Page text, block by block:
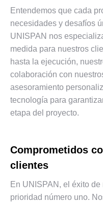
Entendemos que cada
necesidades y desafíos
UNISPAN nos
medida para nuestros
hasta la ejecución,
colaboración con
asesoramiento
tecnología para
etapa del proyecto.
Comprometidos
clientes
En UNISPAN, el éxito
prioridad número uno.